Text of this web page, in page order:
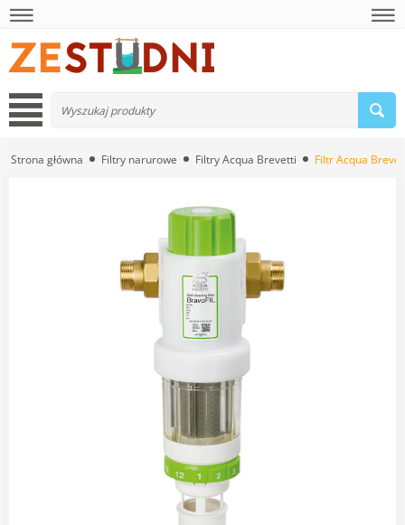
Strona główna Filtry narurowe Filtry Acqua Brevetti Filtr Acqua